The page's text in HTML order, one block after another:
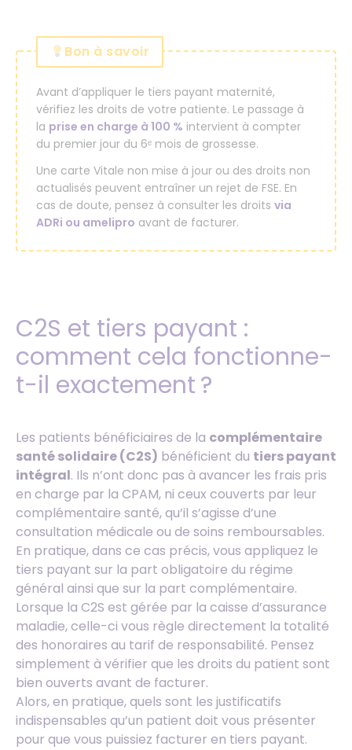
Bon à savoir
Avant d’appliquer le tiers payant maternité,
vérifiez les droits de votre patiente. Le passage à
la prise en charge à 100 % intervient à compter
du premier jour du 6ᵉ mois de grossesse.
Une carte Vitale non mise à jour ou des droits non
actualisés peuvent entraîner un rejet de FSE. En
cas de doute, pensez à consulter les droits via
ADRi ou amelipro avant de facturer.
C2S et tiers payant :
comment cela fonctionne-
t-il exactement ?
Les patients bénéficiaires de la complémentaire
santé solidaire (C2S) bénéficient du tiers payant
intégral. Ils n’ont donc pas à avancer les frais pris
en charge par la CPAM, ni ceux couverts par leur
complémentaire santé, qu’il s’agisse d’une
consultation médicale ou de soins remboursables.
En pratique, dans ce cas précis, vous appliquez le
tiers payant sur la part obligatoire du régime
général ainsi que sur la part complémentaire.
Lorsque la C2S est gérée par la caisse d’assurance
maladie, celle-ci vous règle directement la totalité
des honoraires au tarif de responsabilité. Pensez
simplement à vérifier que les droits du patient sont
bien ouverts avant de facturer.
Alors, en pratique, quels sont les justificatifs
indispensables qu’un patient doit vous présenter
pour que vous puissiez facturer en tiers payant.